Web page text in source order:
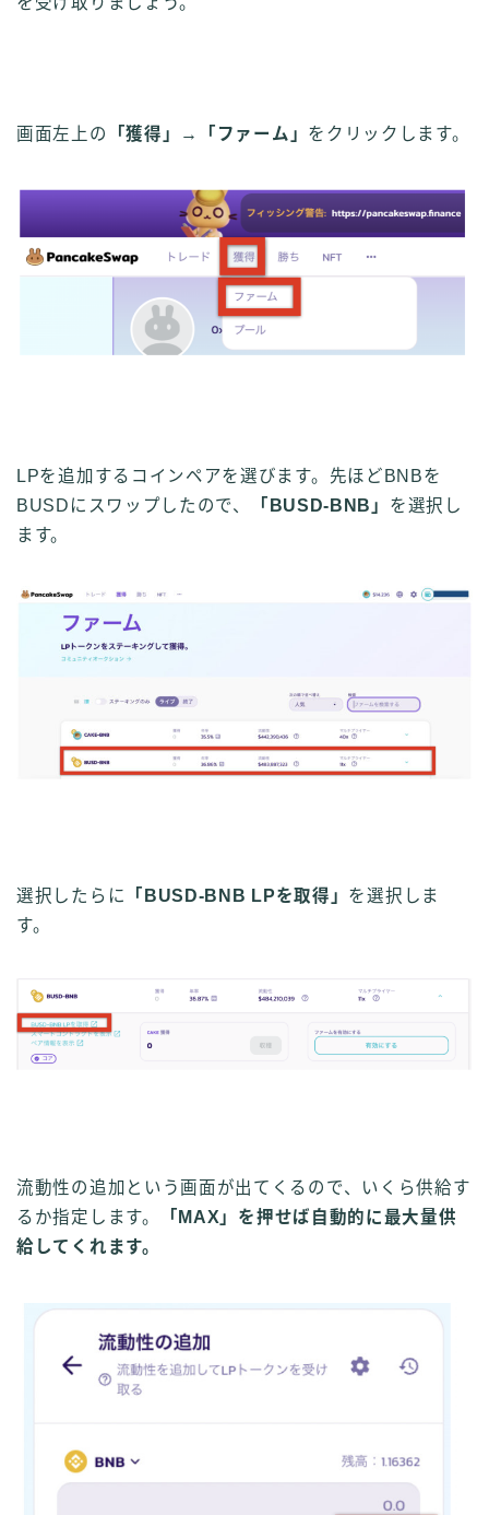
画面左上の 「獲得」 → 「ファーム」 をクリックします。
LPを追加するコインペアを選びます。先ほどBNBを
BUSDにスワップしたので、
「BUSD-BNB」 を選択し
ます。
選択したらに 「BUSD-BNB LPを取得」 を選択しま
す。
流動性の追加という画面が出てくるので、いくら供給す
るか指定します。
「MAX」を押せば自動的に最大量供
給してくれます。